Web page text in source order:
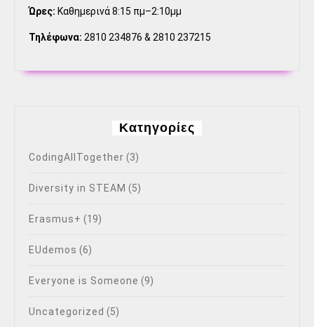
Ώρες: Καθημερινά 8:15 πμ–2:10μμ
Τηλέφωνα: 2810 234876 & 2810 237215
Kατηγορίες
CodingAllTogether (3)
Diversity in STEAM (5)
Erasmus+ (19)
EUdemos (6)
Everyone is Someone (9)
Uncategorized (5)